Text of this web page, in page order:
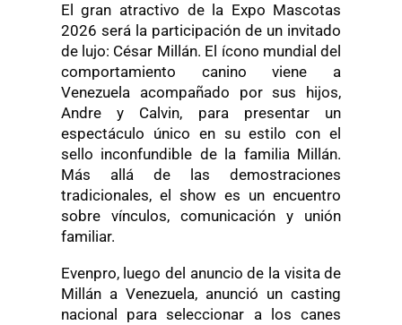
El gran atractivo de la Expo Mascotas
2026 será la participación de un invitado
de lujo: César Millán. El ícono mundial del
comportamiento canino viene a
Venezuela acompañado por sus hijos,
Andre y Calvin, para presentar un
espectáculo único en su estilo con el
sello inconfundible de la familia Millán.
Más allá de las demostraciones
tradicionales, el show es un encuentro
sobre vínculos, comunicación y unión
familiar.
Evenpro, luego del anuncio de la visita de
Millán a Venezuela, anunció un casting
nacional para seleccionar a los canes